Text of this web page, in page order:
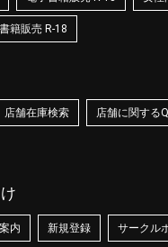
籍販売 R-18
店舗在庫検索 店舗に関する
内 新規登録 サークル